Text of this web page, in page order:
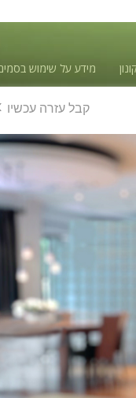
מידע על שימוש
קבל עזרה עכשיו